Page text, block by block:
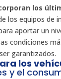
los
los equipos de
aportar un
condiciones
garantizados.
los
y el